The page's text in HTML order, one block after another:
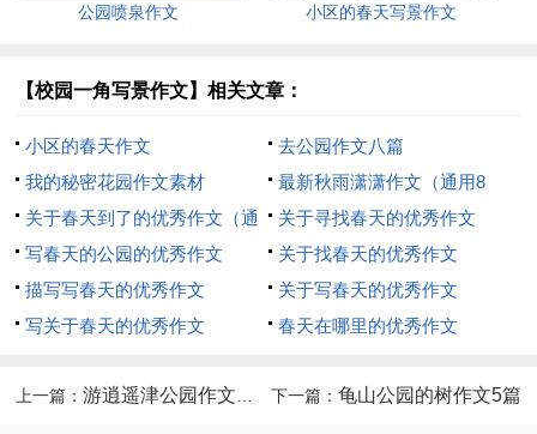
公园喷泉作文 小区的春天写景作文
【校园一角写景作文】相关文章：
小区的春天作文
去公园作文八篇
我的秘密花园作文素材
最新秋雨潇潇作文（通用8
篇）
关于春天到了的优秀作文（通
用36篇）
关于寻找春天的优秀作文
写春天的公园的优秀作文
关于找春天的优秀作文
描写写春天的优秀作文
关于写春天的优秀作文
写关于春天的优秀作文
春天在哪里的优秀作文
上一篇：游逍遥津公园作文集合8篇 下一篇： 龟山公园的树作文5篇